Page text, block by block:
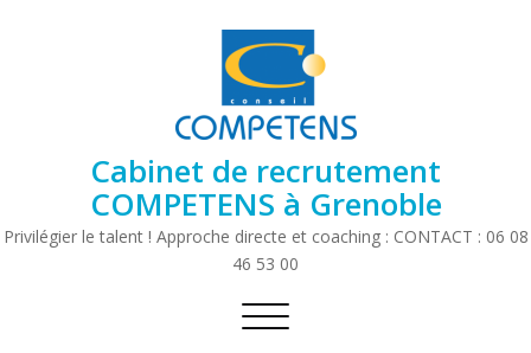
Cabinet de recrutement
COMPETENS à Grenoble
Privilégier le talent ! Approche directe et coaching : CONTACT : 06 08
46 53 00
Toggle